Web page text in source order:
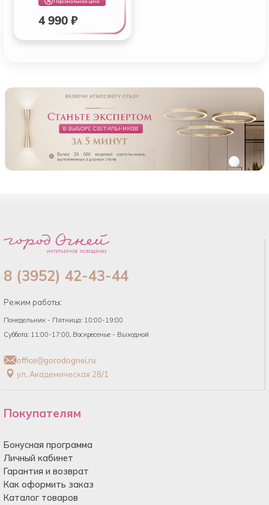
4 990 ₽
8 (3952) 42-43-44
Режим работы:
Понедельник - Пятница: 10:00-19:00
Суббота: 11:00-17:00, Воскресенье - Выходной
office@gorodognei.ru
ул. Академическая 28/1
Покупателям
Бонусная программа
Личный кабинет
Гарантия и возврат
Как оформить заказ
Каталог товаров